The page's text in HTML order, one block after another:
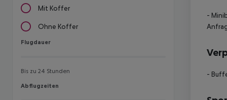
Mit Koffer
Ohne Koffer
Flugdauer
Flugdauer
Bis zu 24 Stunden
Abflugzeiten
Abflugzeiten
-
-